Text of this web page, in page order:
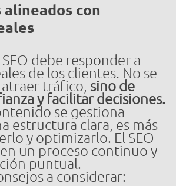
con
debe responder a
de los clientes. No se
tráfico, sino de
y facilitar decisiones.
se gestiona
estructura clara, es más
y optimizarlo. El SEO
un proceso continuo y
puntual.
a considerar: